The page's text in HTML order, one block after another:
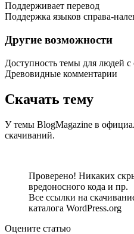
Поддерживает перевод
Поддержка языков справа-
Другие возможности
Доступность темы для людей
Древовидные комментарии
Скачать тему
У темы BlogMagazine в
скачиваний.
Проверено! Никаких
вредоносного кода и пр.
Все ссылки на
каталога WordPress.org
Оцените статью